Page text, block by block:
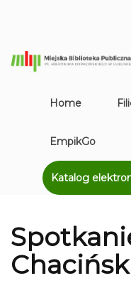
Home
EmpikGo
Katalog